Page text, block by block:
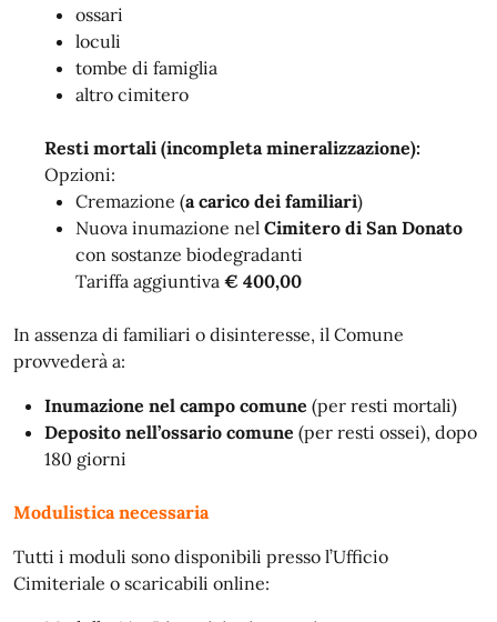
ossari
loculi
tombe di famiglia
altro cimitero
Resti mortali (incompleta mineralizzazione):
Opzioni:
Cremazione (a carico dei familiari)
Nuova inumazione nel Cimitero di San Donato
con sostanze biodegradanti
Tariffa aggiuntiva € 400,00
In assenza di familiari o disinteresse, il Comune
provvederà a:
Inumazione nel campo comune (per resti mortali)
Deposito nell’ossario comune (per resti ossei), dopo
180 giorni
Modulistica necessaria
Tutti i moduli sono disponibili presso l’Ufficio
Cimiteriale o scaricabili online: